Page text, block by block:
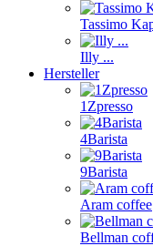
Tassimo
Illy ...
Hersteller
1Zpresso
4Barista
9Barista
Aram coffee
Bellman